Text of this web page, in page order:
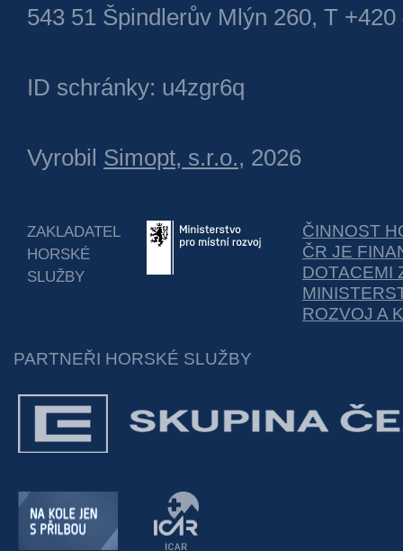
543 51 Špindlerův Mlýn 260, T +420
ID schránky: u4zgr6q
Vyrobil Simopt, s.r.o., 2026
ZAKLADATEL
HORSKÉ
SLUŽBY
ČINNOST
ČR JE
DOTACEMI
ROZVOJ A
PARTNEŘI HORSKÉ SLUŽBY